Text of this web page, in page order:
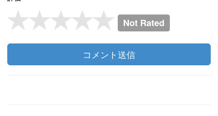
Not Rated
コメント送信